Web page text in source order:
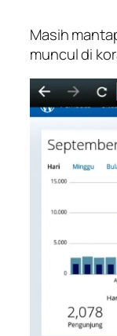
Masih
muncul di